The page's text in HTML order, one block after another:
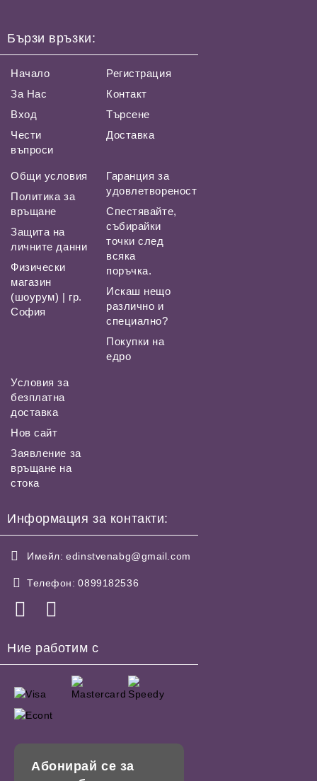
Бързи връзки:
Начало
За Нас
Вход
Чести
въпроси
Регистрация
Контакт
Търсене
Доставка
Общи условия
Политика за
връщане
Защита на
личните данни
Физически
магазин
(шоурум) | гр.
София
Гаранция за
удовлетвореност
Спестявайте,
събирайки
точки след
всяка
поръчка.
Искаш нещо
различно и
специално?
Покупки на
едро
Условия за
безплатна
доставка
Нов сайт
Заявление за
връщане на
стока
Информация за контакти:
Имейл: edinstvenabg@gmail.com
Телефон: 0899182536
Ние работим с
Абонирай се за